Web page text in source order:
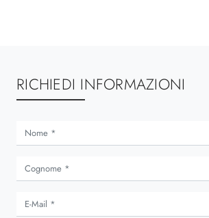
RICHIEDI INFORMAZIONI